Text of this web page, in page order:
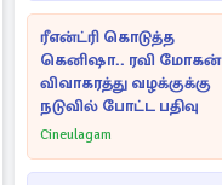
ரீஎன்ட்ரி கொடுத்த
கெனிஷா.. ரவி மோகன்
விவாகரத்து வழக்குக்கு
நடுவில் போட்ட பதிவு
Cineulagam